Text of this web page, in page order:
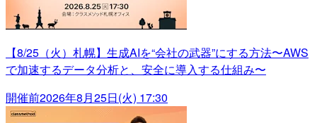
【8/25（火）札幌】生成AIを“会社の武器”にする方法〜AWS
で加速するデータ分析と、安全に導入する仕組み〜
開催前2026年8月25日(火) 17:30